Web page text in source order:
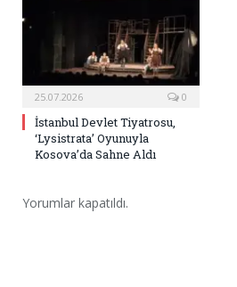
25.07.2026 0
İstanbul Devlet Tiyatrosu,
‘Lysistrata’ Oyunuyla
Kosova’da Sahne Aldı
Yorumlar kapatıldı.